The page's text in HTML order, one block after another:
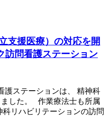
支援医療）の対応を開
訪問看護ステーション
護ステーションは、 精神科
した。 作業療法士も所属
科リハビリテーションの訪問